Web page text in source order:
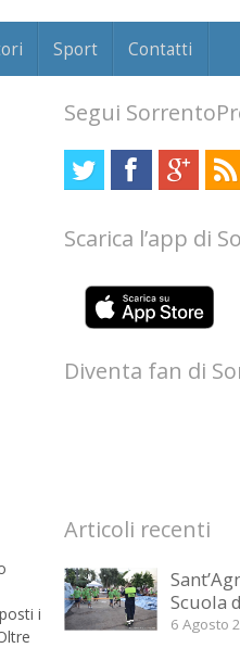
Sport Contatti
i
Segui
Scarica l’app di
Diventa fan di
Articoli recenti
Scuola
6 Agosto